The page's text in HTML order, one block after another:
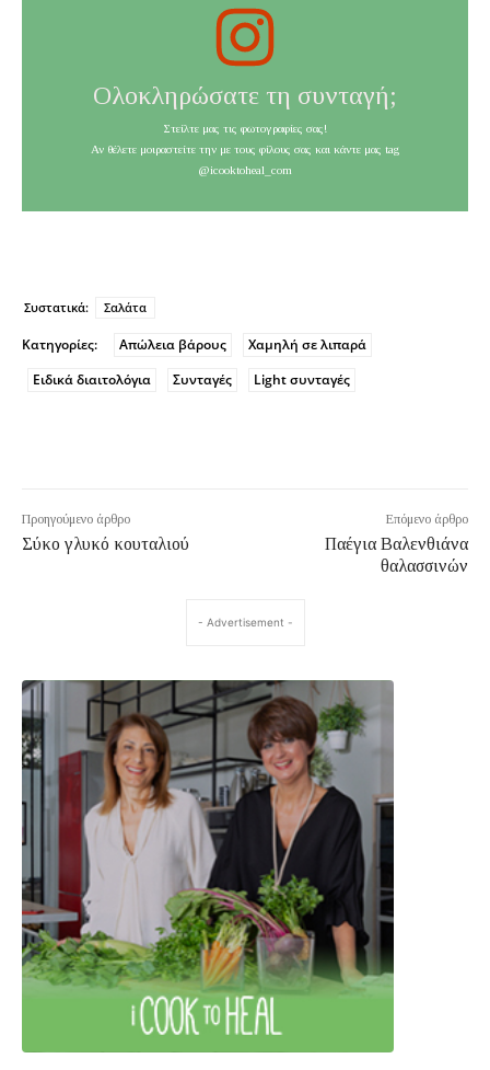
Ολοκληρώσατε τη συνταγή;
Στείλτε μας τις φωτογραφίες σας!
Αν θέλετε μοιραστείτε την με τους φίλους σας και κάντε μας tag
@icooktoheal_com
Συστατικά: Σαλάτα
Κατηγορίες: Απώλεια βάρους
Χαμηλή σε λιπαρά
Ειδικά διαιτολόγια
Συνταγές Light συνταγές
Προηγούμενο άρθρο
Σύκο γλυκό κουταλιού
Επόμενο άρθρο
Παέγια Βαλενθιάνα
θαλασσινών
- Advertisement -